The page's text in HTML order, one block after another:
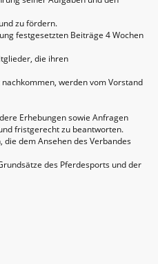
zu fördern.
festgesetzten Beiträge 4 Wochen
die ihren
werden vom Vorstand
Erhebungen sowie Anfragen
fristgerecht zu beantworten.
dem Ansehen des Verbandes
des Pferdesports und der